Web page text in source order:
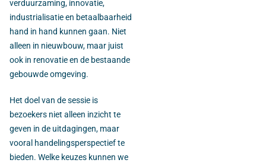
verduurzaming, innovatie,
industrialisatie en betaalbaarheid
hand in hand kunnen gaan. Niet
alleen in nieuwbouw, maar juist
ook in renovatie en de bestaande
gebouwde omgeving.
Het doel van de sessie is
bezoekers niet alleen inzicht te
geven in de uitdagingen, maar
vooral handelingsperspectief te
bieden. Welke keuzes kunnen we